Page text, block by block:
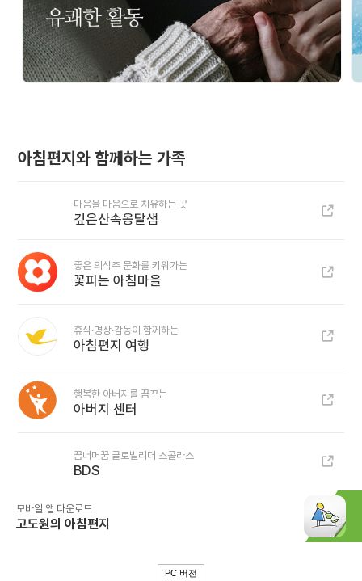
아침편지와 함께하는 가족
마음을 마음으로 치유하는 곳
깊은산속옹달샘
좋은 의식주 문화를 키워가는
꽃피는 아침마을
휴식·명상·감동이 함께하는
아침편지 여행
행복한 아버지를 꿈꾸는
아버지 센터
꿈너머꿈 글로벌리더 스콜라스
BDS
모바일 앱 다운로드
고도원의 아침편지
PC 버전